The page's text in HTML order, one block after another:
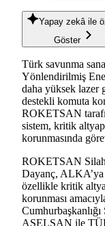
Yapay zekâ ile
Göster
Türk savunma
Yönlendirilmiş
daha yüksek lazer
destekli komuta
ROKETSAN
sistem, kritik
korunmasında
ROKETSAN
Dayanç, ALKA’ya
özellikle kritik
korunması
Cumhurbaşkanlığı
ASELSAN ile